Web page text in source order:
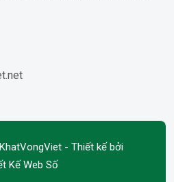
- Thiết kế bởi
Kế Web Số